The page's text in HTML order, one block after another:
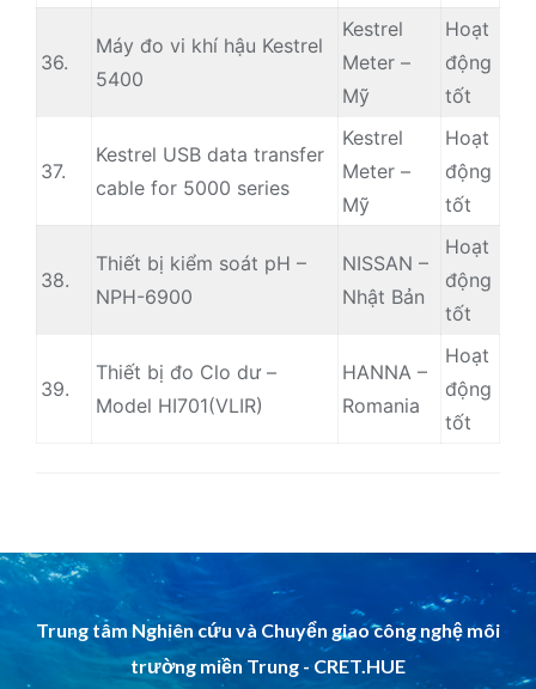
36.
Máy đo vi khí hậu Kestrel
5400
Kestrel
Meter –
Mỹ
Hoạt
động
tốt
37.
Kestrel USB data transfer
cable for 5000 series
Kestrel
Meter –
Mỹ
Hoạt
động
tốt
38.
Thiết bị kiểm soát pH –
NPH-6900
NISSAN –
Nhật Bản
Hoạt
động
tốt
39.
Thiết bị đo Clo dư –
Model HI701(VLIR)
HANNA –
Romania
Hoạt
động
tốt
Trung tâm Nghiên cứu và Chuyển giao công nghệ môi
trường miền Trung - CRET.HUE